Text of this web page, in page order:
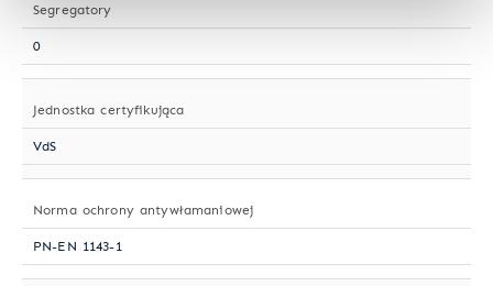
Segregatory
0
Jednostka certyfikująca
VdS
Norma ochrony antywłamaniowej
PN-EN 1143-1